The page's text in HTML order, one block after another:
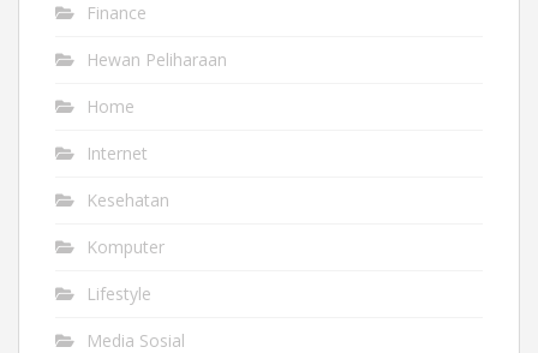
Finance
Hewan Peliharaan
Home
Internet
Kesehatan
Komputer
Lifestyle
Media Sosial